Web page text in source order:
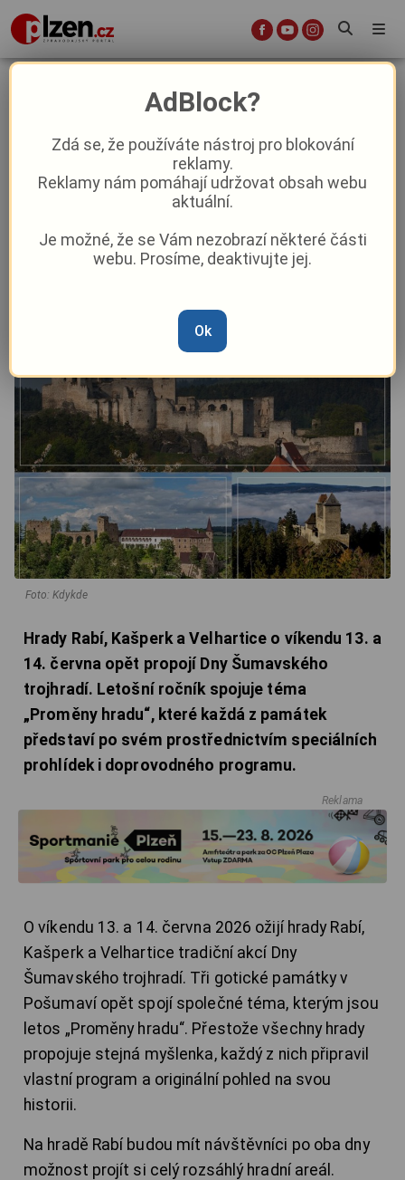
Rabí, Kašperk a Velhartice zvou na
společný víkend. Tématem budou
proměny hradů
Aktuality Kultura Z kraje
David Černý–12. 6.| 15:46
Foto: Kdykde
Hrady Rabí, Kašperk a Velhartice o víkendu 13. a
14. června opět propojí Dny Šumavského
trojhradí. Letošní ročník spojuje téma
„Proměny hradu“, které každá z památek
představí po svém prostřednictvím speciálních
prohlídek i doprovodného programu.
Reklama
O víkendu 13. a 14. června 2026 ožijí hrady Rabí,
Kašperk a Velhartice tradiční akcí Dny
Šumavského trojhradí. Tři gotické památky v
Pošumaví opět spojí společné téma, kterým jsou
letos „Proměny hradu“. Přestože všechny hrady
propojuje stejná myšlenka, každý z nich připravil
vlastní program a originální pohled na svou
historii.
Na hradě Rabí budou mít návštěvníci po oba dny
možnost projít si celý rozsáhlý hradní areál.
AdBlock?
Zdá se, že používáte nástroj pro blokování
reklamy.
Reklamy nám pomáhají udržovat obsah webu
aktuální.
Je možné, že se Vám nezobrazí některé části
webu. Prosíme, deaktivujte jej.
Ok